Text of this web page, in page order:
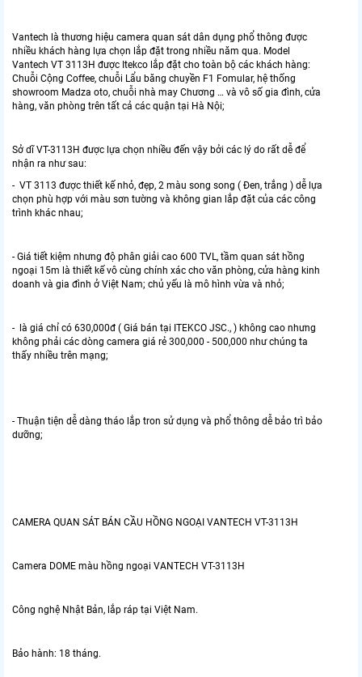
Vantech là thương hiệu camera quan sát dân dụng phổ thông được
nhiều khách hàng lựa chọn lắp đặt trong nhiều năm qua. Model
Vantech VT 3113H được Itekco lắp đặt cho toàn bộ các khách hàng:
Chuỗi Cộng Coffee, chuỗi Lẩu băng chuyền F1 Fomular, hệ thống
showroom Madza oto, chuỗi nhà may Chương … và vô số gia đình, cửa
hàng, văn phòng trên tất cả các quận tại Hà Nội;
Sở dĩ VT-3113H được lựa chọn nhiều đến vậy bởi các lý do rất dễ để
nhận ra như sau:
- VT 3113 được thiết kế nhỏ, đẹp, 2 màu song song ( Đen, trắng ) dễ lựa
chọn phù hợp với màu sơn tường và không gian lắp đặt của các công
trình khác nhau;
- Giá tiết kiệm nhưng độ phân giải cao 600 TVL, tầm quan sát hồng
ngoại 15m là thiết kế vô cùng chính xác cho văn phòng, cửa hàng kinh
doanh và gia đình ở Việt Nam; chủ yếu là mô hình vừa và nhỏ;
- là giá chỉ có 630,000đ ( Giá bán tại ITEKCO JSC., ) không cao nhưng
không phải các dòng camera giá rẻ 300,000 - 500,000 như chúng ta
thấy nhiều trên mạng;
- Thuận tiện dễ dàng tháo lắp tron sử dụng và phổ thông dễ bảo trì bảo
dưỡng;
CAMERA QUAN SÁT BÁN CẦU HỒNG NGOẠI VANTECH VT-3113H
Camera DOME màu hồng ngoại VANTECH VT-3113H
Công nghệ Nhật Bản, lắp ráp tại Việt Nam.
Bảo hành: 18 tháng.